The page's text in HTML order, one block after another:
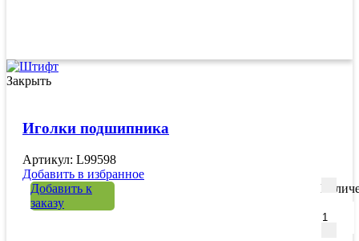
Закрыть
Иголки подшипника
Артикул: L99598
Добавить в избранное
Добавить к
заказу